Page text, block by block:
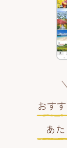
おす
あ